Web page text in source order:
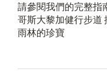
請參閱我們的完整指
哥斯大黎加健行步道
雨林的珍寶